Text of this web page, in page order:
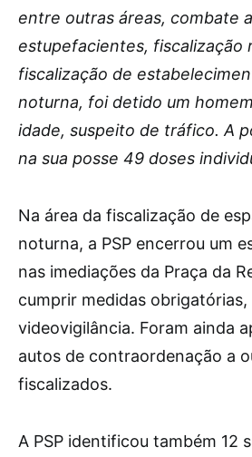
entre outras áreas, combate
estupefacientes, fiscalização
fiscalização de
noturna, foi detido um
idade, suspeito de tráfico. A
na sua posse 49 doses
Na área da fiscalização de
noturna, a PSP encerrou um
nas imediações da Praça da
cumprir medidas
videovigilância. Foram ainda
autos de contraordenação a
fiscalizados.
A PSP identificou também 12